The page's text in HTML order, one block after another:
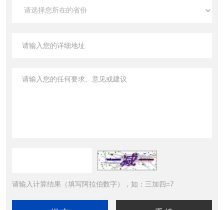
请输入计算结果（填写阿拉伯数字），如：三加四=7